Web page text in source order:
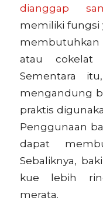
dianggap
memiliki fungsi
membutuhkan
atau cokelat
Sementara
mengandung
praktis
Penggunaan
dapat
Sebaliknya,
kue lebih
merata.